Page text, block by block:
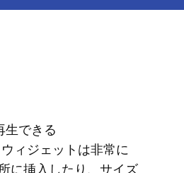
生できる
ィジェットは非常に
に挿入したり、サイズ